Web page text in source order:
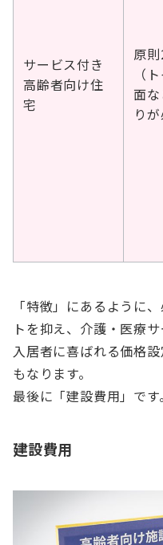
サービス付き
高齢者向け住
宅
原
（
面
りが
「特徴」にあるように
トを抑え、介護・医療
入居者に喜ばれる価格
もなります。
最後に「建設費用」です。
建設費用